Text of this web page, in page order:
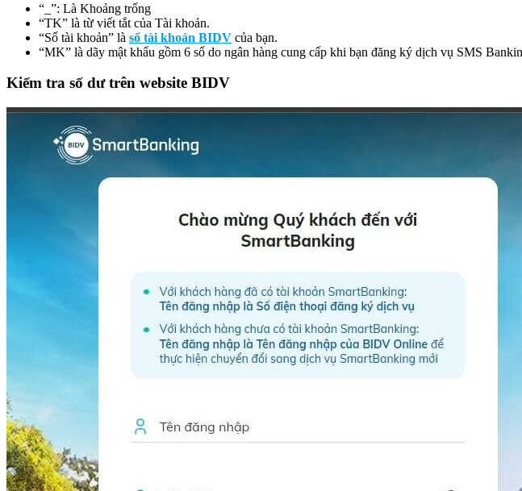
“_”: Là Khoảng trống
“TK” là từ viết tắt của Tài khoản.
“Số tài khoản” là số tài khoản BIDV của bạn.
“MK” là dãy mật khẩu gồm 6 số do ngân hàng cung cấp khi bạn đăng ký dịch vụ SMS
Kiểm tra số dư trên website BIDV